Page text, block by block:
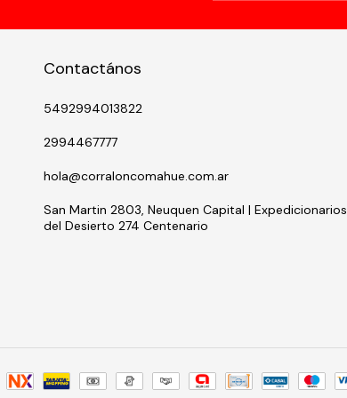
Contactános
5492994013822
2994467777
hola@corraloncomahue.com.ar
San Martin 2803, Neuquen Capital | Expedicionarios
del Desierto 274 Centenario